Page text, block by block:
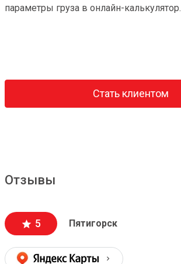
параметры груза в онлайн-калькулятор.
Стать клиентом
Отзывы
5 Пятигорск